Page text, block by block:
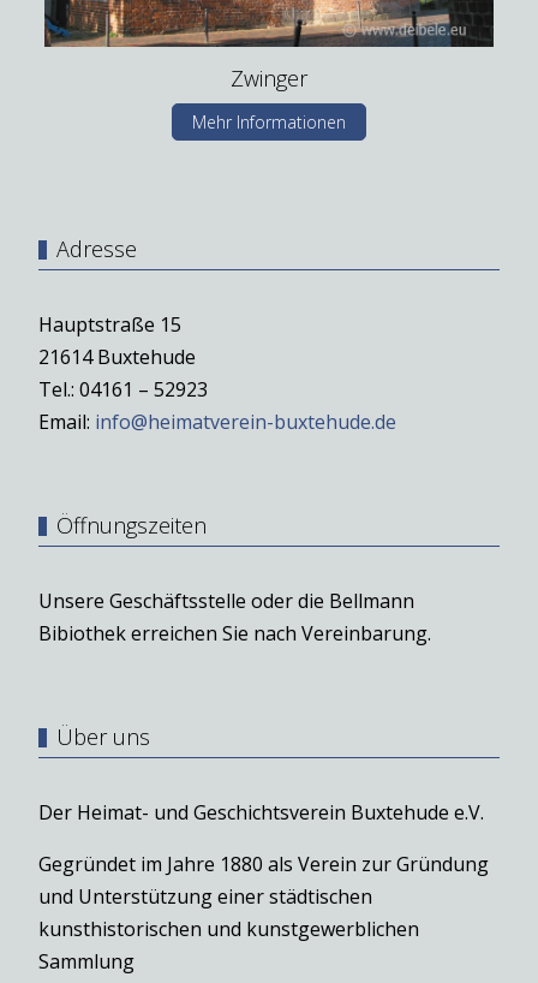
Zwinger
Mehr Informationen
Adresse
Hauptstraße 15
21614 Buxtehude
Tel.: 04161 – 52923
Email: info@heimatverein-buxtehude.de
Öffnungszeiten
Unsere Geschäftsstelle oder die Bellmann
Bibiothek erreichen Sie nach Vereinbarung.
Über uns
Der Heimat- und Geschichtsverein Buxtehude e.V.
Gegründet im Jahre 1880 als Verein zur Gründung
und Unterstützung einer städtischen
kunsthistorischen und kunstgewerblichen
Sammlung